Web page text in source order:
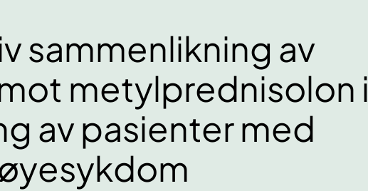
sammenlikning av
metylprednisolon i
av pasienter med